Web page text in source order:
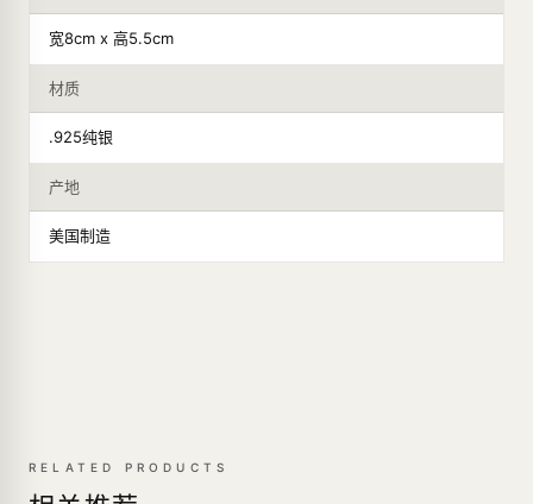
宽8cm x 高5.5cm
材质
.925纯银
产地
美国制造
RELATED PRODUCTS